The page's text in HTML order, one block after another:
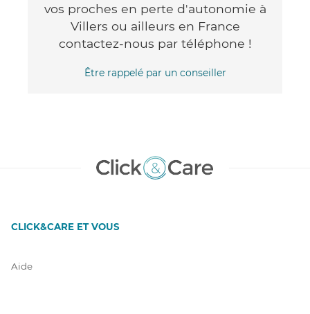
vos proches en perte d'autonomie à
Villers ou ailleurs en France
contactez-nous par téléphone !
Être rappelé par un conseiller
CLICK&CARE ET VOUS
Aide